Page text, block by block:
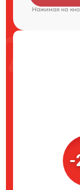
Нажимая на
-